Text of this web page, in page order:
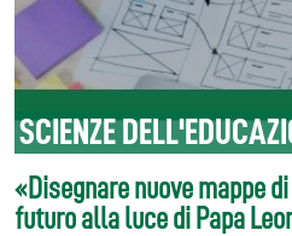
SCIENZE
«Disegnare nuove mappe
futuro alla luce di Papa